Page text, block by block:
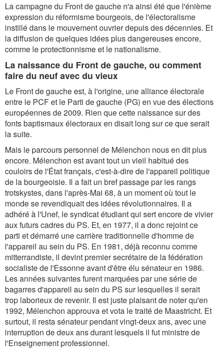
La campagne du Front de gauche n'a ainsi été que l'énième
expression du réformisme bourgeois, de l'électoralisme
instillé dans le mouvement ouvrier depuis des décennies. Et
la diffusion de quelques idées plus dangereuses encore,
comme le protectionnisme et le nationalisme.
La naissance du Front de gauche, ou comment
faire du neuf avec du vieux
Le Front de gauche est, à l'origine, une alliance électorale
entre le PCF et le Parti de gauche (PG) en vue des élections
européennes de 2009. Rien que cette naissance sur des
fonts baptismaux électoraux en disait long sur ce que serait
la suite.
Mais le parcours personnel de Mélenchon nous en dit plus
encore. Mélenchon est avant tout un vieil habitué des
couloirs de l'État français, c'est-à-dire de l'appareil politique
de la bourgeoisie. Il a fait un bref passage par les rangs
trotskystes, dans l'après-Mai 68, à un moment où tout le
monde se revendiquait des idées révolutionnaires. Il a
adhéré à l'Unef, le syndicat étudiant qui sert encore de vivier
aux futurs cadres du PS. Et, en 1977, il a donc rejoint ce
parti et démarré une carrière traditionnelle d'homme de
l'appareil au sein du PS. En 1981, déjà reconnu comme
mitterrandiste, il devint premier secrétaire de la fédération
socialiste de l'Essonne avant d'être élu sénateur en 1986.
Les années suivantes furent marquées par une série de
bagarres d'appareil au sein du PS sur lesquelles il serait
trop laborieux de revenir. Il est juste plaisant de noter qu'en
1992, Mélenchon approuva et vota le traité de Maastricht. Et
surtout, il resta sénateur pendant vingt-deux ans, avec une
interruption de deux ans durant lesquels il fut ministre de
l'Enseignement professionnel.